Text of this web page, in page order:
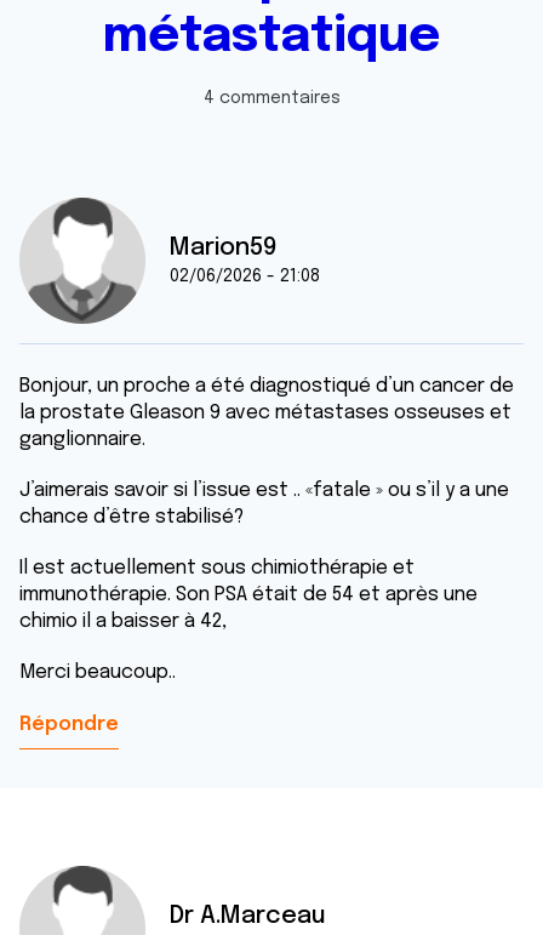
métastatique
4 commentaires
Marion59
02/06/2026 - 21:08
Bonjour, un proche a été diagnostiqué d’un cancer de
la prostate Gleason 9 avec métastases osseuses et
ganglionnaire.
J’aimerais savoir si l’issue est .. «fatale » ou s’il y a une
chance d’être stabilisé?
Il est actuellement sous chimiothérapie et
immunothérapie. Son PSA était de 54 et après une
chimio il a baisser à 42,
Merci beaucoup..
Répondre
Dr A.Marceau